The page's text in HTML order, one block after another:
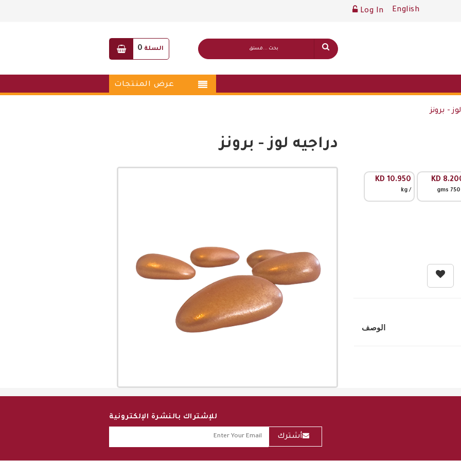
Log In English
السلة 0
عرض المنتجات
- برونز
قائمة أسعار عامة
دراجيه لوز - برونز
KD
KD 10.950
/ kg
الوصف
للإشتراك بالنشرة الإلكترونية
أشترك